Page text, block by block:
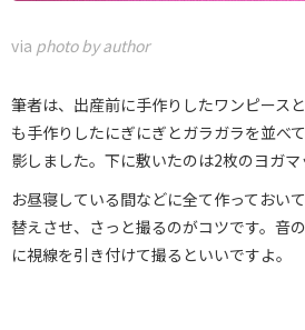
via photo by author
筆者は、出産前に手作りしたワンピース
も手作りしたにぎにぎとガラガラを並べ
影しました。下に敷いたのは2枚のヨガマ
お昼寝している間などに全て作っておい
替えさせ、さっと撮るのがコツです。音
に視線を引き付けて撮るといいですよ。